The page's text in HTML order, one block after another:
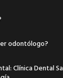
odontólogo?
Clínica Dental